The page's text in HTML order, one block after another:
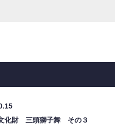
化財 三頭獅子舞 その３